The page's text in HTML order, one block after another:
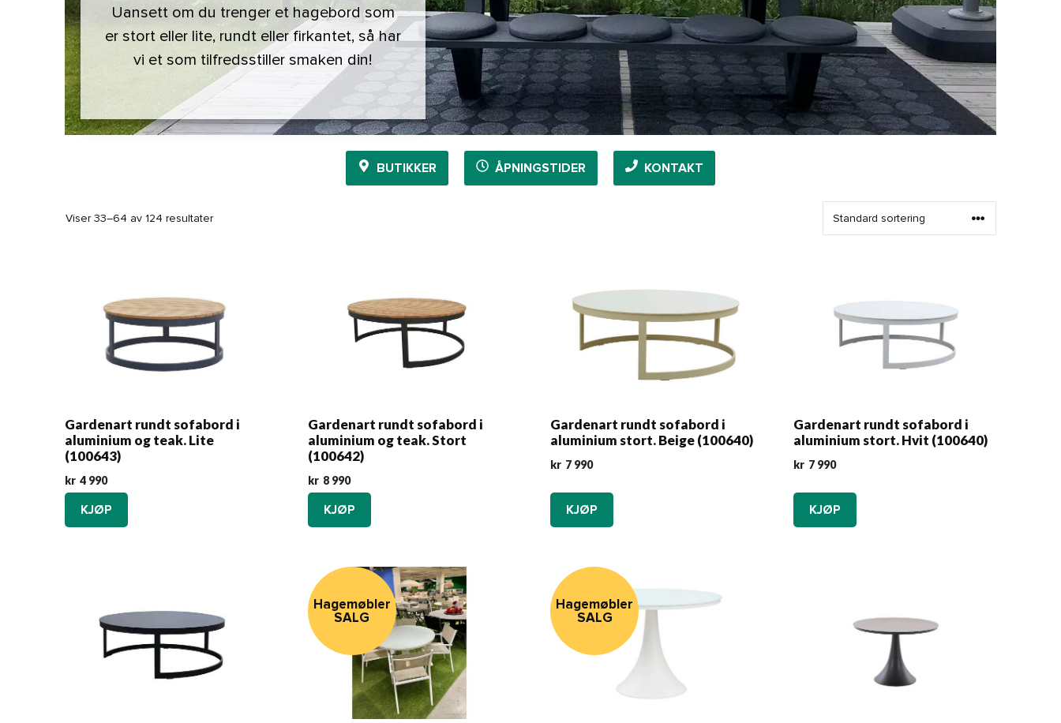
Uansett om du trenger et hagebord som
er stort eller lite, rundt eller firkantet, så har
vi et som tilfredsstiller smaken din!
BUTIKKER ÅPNINGSTIDER KONTAKT
Viser 33–64 av 124 resultater
Gardenart rundt sofabord i
aluminium og teak. Lite
(100643)
kr 4 990
KJØP
Gardenart rundt sofabord i
aluminium og teak. Stort
(100642)
kr 8 990
KJØP
Gardenart rundt sofabord i
aluminium stort. Beige (100640)
kr 7 990
KJØP
Gardenart rundt sofabord i
aluminium stort. Hvit (100640)
kr 7 990
KJØP
Hagemøbler
SALG
Hagemøbler
SALG